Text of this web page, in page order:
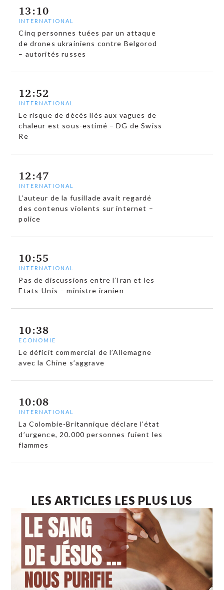
13:10
INTERNATIONAL
Cinq personnes tuées par un attaque
de drones ukrainiens contre Belgorod
– autorités russes
12:52
INTERNATIONAL
Le risque de décès liés aux vagues de
chaleur est sous-estimé – DG de Swiss
Re
12:47
INTERNATIONAL
L’auteur de la fusillade avait regardé
des contenus violents sur internet –
police
10:55
INTERNATIONAL
Pas de discussions entre l’Iran et les
Etats-Unis – ministre iranien
10:38
ECONOMIE
Le déficit commercial de l’Allemagne
avec la Chine s’aggrave
10:08
INTERNATIONAL
La Colombie-Britannique déclare l’état
d’urgence, 20.000 personnes fuient les
flammes
LES ARTICLES LES PLUS LUS